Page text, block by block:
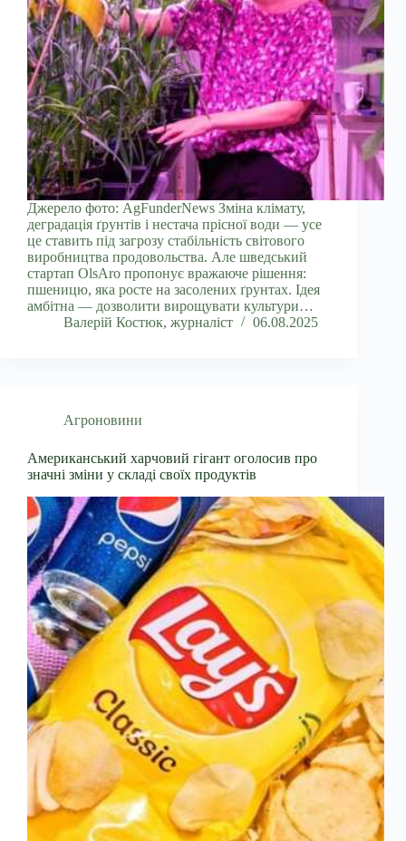
Джерело фото: AgFunderNews Зміна клімату,
деградація ґрунтів і нестача прісної води — усе
це ставить під загрозу стабільність світового
виробництва продовольства. Але шведський
стартап OlsAro пропонує вражаюче рішення:
пшеницю, яка росте на засолених ґрунтах. Ідея
амбітна — дозволити вирощувати культури…
Валерій Костюк, журналіст
06.08.2025
Агроновини
Американський харчовий гігант оголосив про
значні зміни у складі своїх продуктів